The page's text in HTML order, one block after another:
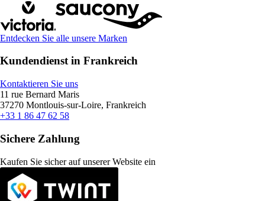
Entdecken Sie alle unsere Marken
Kundendienst in Frankreich
Kontaktieren Sie uns
11 rue Bernard Maris
37270 Montlouis-sur-Loire, Frankreich
+33 1 86 47 62 58
Sichere Zahlung
Kaufen Sie sicher auf unserer Website ein